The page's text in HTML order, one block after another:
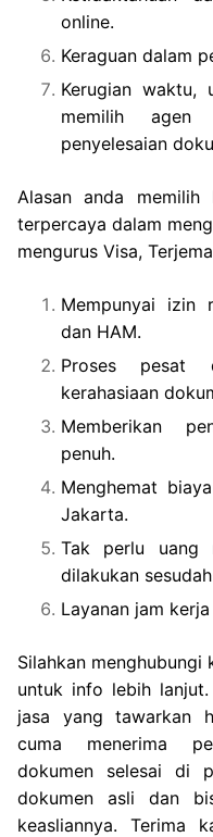
online.
Keraguan dalam
Kerugian waktu,
memilih
penyelesaian
Alasan anda
terpercaya dalam
mengurus Visa,
Mempunyai izin
dan HAM.
Proses pesat
kerahasiaan
Memberikan
penuh.
Menghemat
Jakarta.
Tak perlu uang
dilakukan
Layanan jam
Silahkan menghubungi
untuk info lebih
jasa yang tawarkan
cuma menerima
dokumen selesai di
dokumen asli dan
keasliannya. Terima